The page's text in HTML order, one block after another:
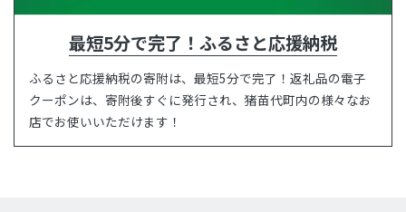
最短5分で完了！ふるさと応援納税
ふるさと応援納税の寄附は、最短5分で完了！返礼品の電子
クーポンは、寄附後すぐに発行され、猪苗代町内の様々なお
店でお使いいただけます！